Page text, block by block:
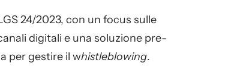
24/2023, con un focus sulle
digitali e una soluzione pre-
per gestire il whistleblowing.